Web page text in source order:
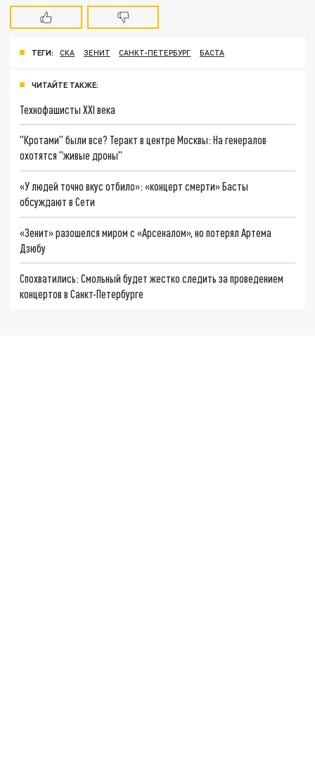
ТЕГИ: СКА ЗЕНИТ САНКТ-ПЕТЕРБУРГ БАСТА
ЧИТАЙТЕ ТАКЖЕ:
Технофашисты XXI века
"Кротами" были все? Теракт в центре Москвы: На генералов
охотятся "живые дроны"
«У людей точно вкус отбило»: «концерт смерти» Басты
обсуждают в Сети
«Зенит» разошелся миром с «Арсеналом», но потерял Артема
Дзюбу
Спохватились: Смольный будет жестко следить за проведением
концертов в Санкт-Петербурге